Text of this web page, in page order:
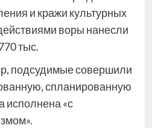
и кражи культурных
воры нанесли
тыс.
подсудимые совершили
спланированную
исполнена «с